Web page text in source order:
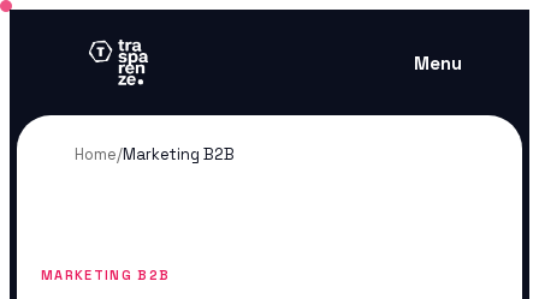
Menu
Home/Marketing B2B
MARKETING B2B